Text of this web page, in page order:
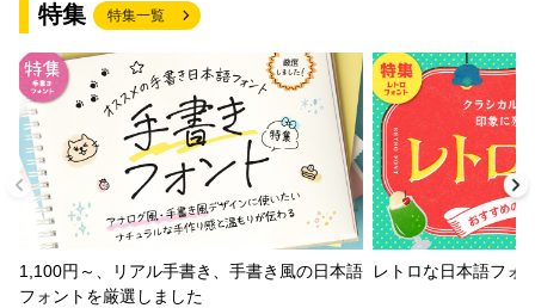
特集 特集一覧
1,100円～、リアル手書き、手書き風の日本語
フォントを厳選しました
レトロな日本語フォ